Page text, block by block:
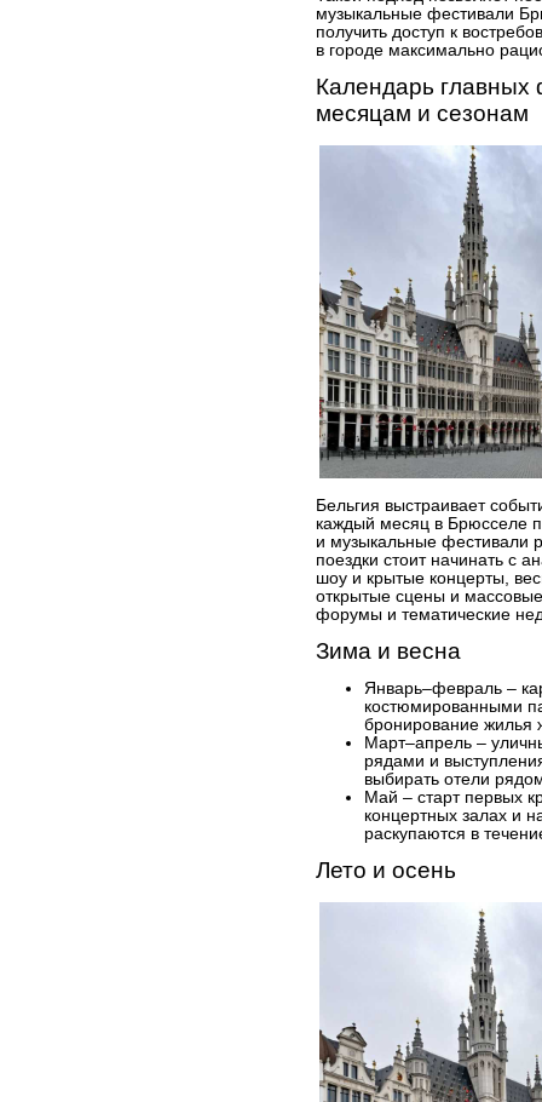
музыкальные фестивали
получить доступ к
в городе максимально
Календарь
месяцам и сезонам
Бельгия выстраивает
каждый месяц в Брюсселе
и музыкальные фестивали
поездки стоит начинать с
шоу и крытые концерты,
открытые сцены и
форумы и тематические
Зима и весна
Январь–февраль –
костюмированными
бронирование жилья
Март–апрель –
рядами и
выбирать отели
Май – старт первых
концертных залах и
раскупаются в
Лето и осень